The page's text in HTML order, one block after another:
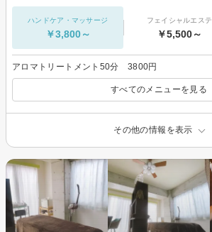
ハンドケア・マッサージ
￥3,800～
フェイシャルエステ
￥5,500～
アロマトリートメント50分 3800円
すべてのメニューを見る
その他の情報を表示